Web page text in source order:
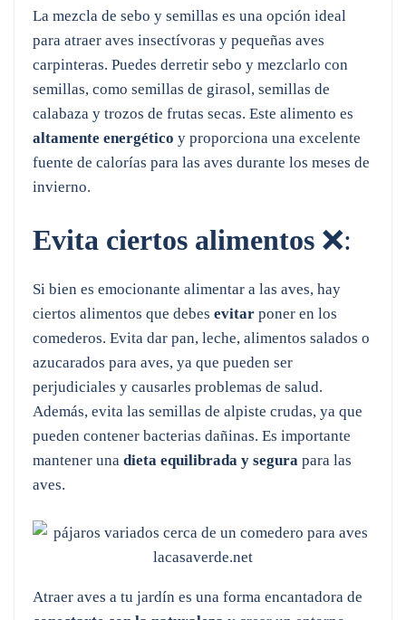
La mezcla de sebo y semillas es una opción ideal
para atraer aves insectívoras y pequeñas aves
carpinteras. Puedes derretir sebo y mezclarlo con
semillas, como semillas de girasol, semillas de
calabaza y trozos de frutas secas. Este alimento es
altamente energético y proporciona una excelente
fuente de calorías para las aves durante los meses de
invierno.
Evita ciertos alimentos ❌:
Si bien es emocionante alimentar a las aves, hay
ciertos alimentos que debes evitar poner en los
comederos. Evita dar pan, leche, alimentos salados o
azucarados para aves, ya que pueden ser
perjudiciales y causarles problemas de salud.
Además, evita las semillas de alpiste crudas, ya que
pueden contener bacterias dañinas. Es importante
mantener una dieta equilibrada y segura para las
aves.
Atraer aves a tu jardín es una forma encantadora de